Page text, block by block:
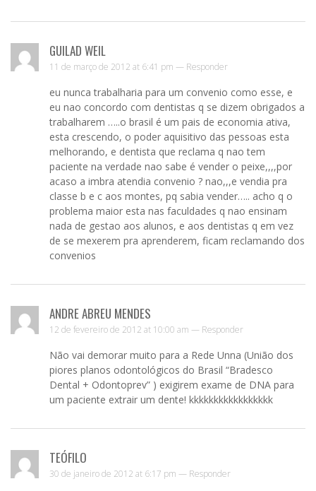
GUILAD WEIL
11 de março de 2012 at 6:41 pm — Responder
eu nunca trabalharia para um convenio como esse, e
eu nao concordo com dentistas q se dizem obrigados a
trabalharem …..o brasil é um pais de economia ativa,
esta crescendo, o poder aquisitivo das pessoas esta
melhorando, e dentista que reclama q nao tem
paciente na verdade nao sabe é vender o peixe,,,,por
acaso a imbra atendia convenio ? nao,,,e vendia pra
classe b e c aos montes, pq sabia vender….. acho q o
problema maior esta nas faculdades q nao ensinam
nada de gestao aos alunos, e aos dentistas q em vez
de se mexerem pra aprenderem, ficam reclamando dos
convenios
ANDRE ABREU MENDES
12 de fevereiro de 2012 at 10:00 am — Responder
Não vai demorar muito para a Rede Unna (União dos
piores planos odontológicos do Brasil “Bradesco
Dental + Odontoprev” ) exigirem exame de DNA para
um paciente extrair um dente! kkkkkkkkkkkkkkkkk
TEÓFILO
30 de janeiro de 2012 at 6:17 pm — Responder